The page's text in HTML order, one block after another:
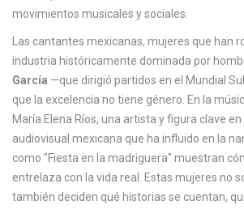
movimientos musicales y sociales.
Las cantantes mexicanas, mujeres que han
industria históricamente dominada por
García —que dirigió partidos en el Mundial
que la excelencia no tiene género. En la
María Elena Ríos, una artista y figura clave en
audiovisual mexicana que ha influido en la
como "Fiesta en la madriguera" muestran
entrelaza con la vida real. Estas mujeres no
también deciden qué historias se cuentan,